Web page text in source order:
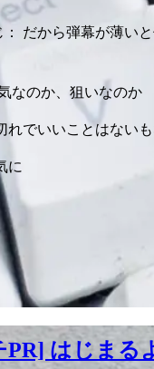
だから弾幕が薄い
なのか、狙いなのか
れでいいことはない
に
PR] はじまる